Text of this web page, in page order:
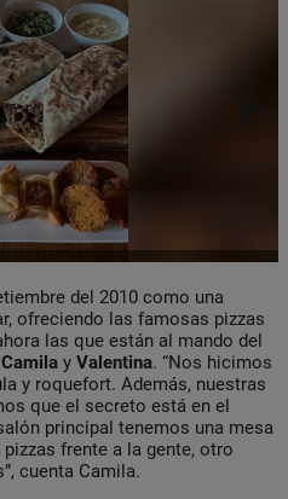
del 2010 como una
ofreciendo las famosas pizzas
las que están al mando del
Camila y Valentina. “Nos hicimos
y roquefort. Además, nuestras
que el secreto está en el
principal tenemos una mesa
frente a la gente, otro
cuenta Camila.